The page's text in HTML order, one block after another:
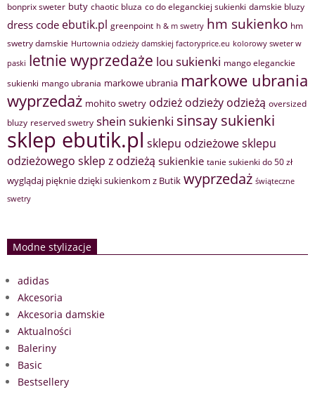
bonprix sweter buty chaotic bluza co do eleganckiej sukienki damskie bluzy
dress code ebutik.pl greenpoint h & m swetry hm sukienko hm
swetry damskie Hurtownia odzieży damskiej factoryprice.eu kolorowy sweter w
paski letnie wyprzedaże lou sukienki mango eleganckie
sukienki mango ubrania markowe ubrania markowe ubrania
wyprzedaż mohito swetry odzież odzieży odzieżą oversized
bluzy reserved swetry shein sukienki sinsay sukienki
sklep ebutik.pl sklepu odzieżowesklepu
odzieżowego sklep z odzieżą sukienkie tanie sukienki do 50 zł
wyglądaj pięknie dzięki sukienkom z Butik wyprzedaż świąteczne
swetry
Modne stylizacje
adidas
Akcesoria
Akcesoria damskie
Aktualności
Baleriny
Basic
Bestsellery